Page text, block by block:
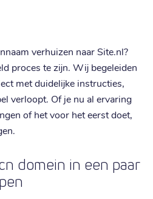
verhuizen naar Site.nl?
proces te zijn. Wij begeleiden
met duidelijke instructies,
verloopt. Of je nu al ervaring
of het voor het eerst doet,
domein in een paar